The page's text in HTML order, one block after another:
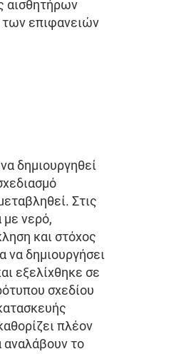
αισθητήρων
των επιφανειών
δημιουργηθεί
Στις
νερό,
και στόχος
να δημιουργήσει
εξελίχθηκε σε
σχεδίου
πλέον
αναλάβουν το